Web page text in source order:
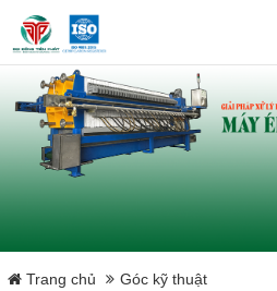
Buy genuine sludge press machines
Belt Press
Screw Press
Máy sấy bùn
Trang chủ
Góc kỹ thuật